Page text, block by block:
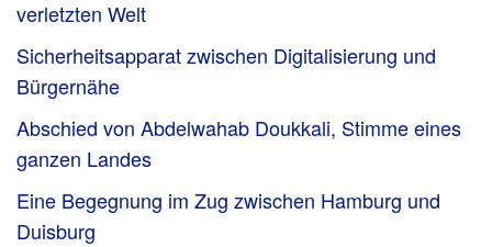
verletzten Welt
Sicherheitsapparat zwischen Digitalisierung und
Bürgernähe
Abschied von Abdelwahab Doukkali, Stimme eines
ganzen Landes
Eine Begegnung im Zug zwischen Hamburg und
Duisburg